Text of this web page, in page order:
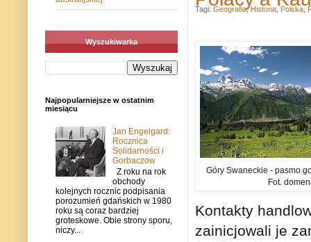
Góry Swaneckie - pasmo
Fot.
Kontakty
zainicjowali je
Tagi: Geografia,Historia Polska
Wyszukiwarka
Najpopularniejsze w ostatnim
miesiącu
Jan Engelgard:
Rocznica
Solidarności i
Gorbaczow
Z roku na rok
obchody
kolejnych rocznic podpisania
porozumień gdańskich w 1980
roku są coraz bardziej
groteskowe. Obie strony sporu,
niczy...